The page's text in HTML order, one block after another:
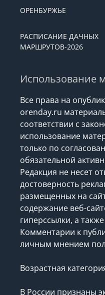
ОРЕНБУРЖЬЕ
РАСПИСАНИЕ ДАЧНЫХ
МАРШРУТОВ-2026
Использование
Все права на
orenday.ru
соответствии с
использование
только по
обязательной
Редакция не несет
достоверность
размещенных на
содержание веб-
гиперссылки, а
Комментарии к
личным мнением
Возрастная
В России признаны